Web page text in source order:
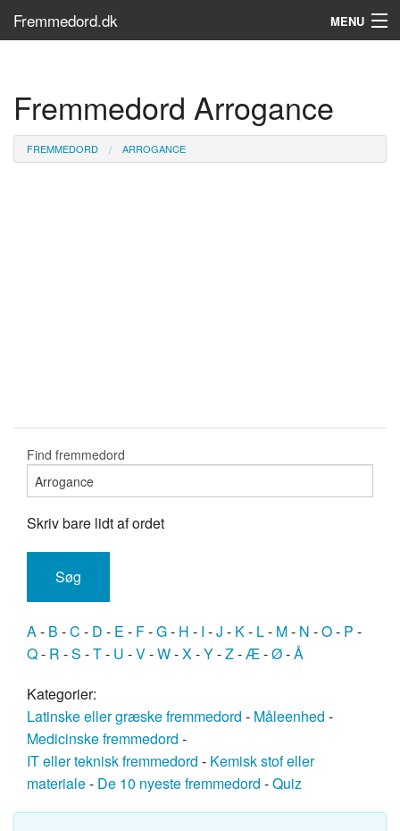
Fremmedord.dk MENU
Søg...
Find bøger
Fremmedord Arrogance
FREMMEDORD ARROGANCE
Find fremmedord
Skriv bare lidt af ordet
A- B -C - D - E - F-G- H - I -J - K- L- M- N -O- P -
Q- R -S -T- U -V-W-X-Y-Z-Æ-Ø-Å
Kategorier:
Latinske eller græske fremmedord - Måleenhed -
Medicinske fremmedord -
IT eller teknisk fremmedord - Kemisk stof eller
materiale- De 10 nyeste fremmedord -Quiz